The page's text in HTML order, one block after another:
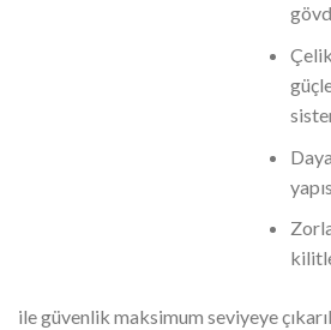
ile güvenlik maksimum seviyeye